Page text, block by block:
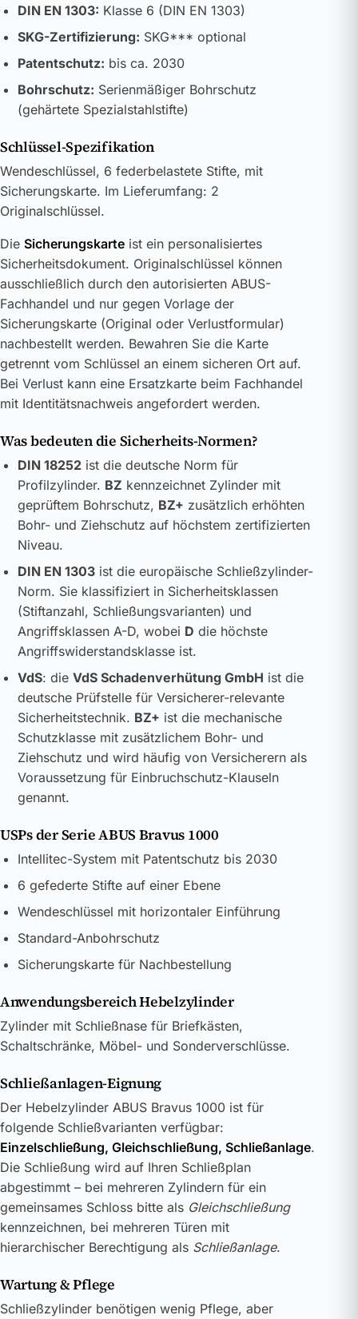
DIN EN 1303: Klasse 6 (DIN EN 1303)
SKG-Zertifizierung: SKG*** optional
Patentschutz: bis ca. 2030
Bohrschutz: Serienmäßiger Bohrschutz
(gehärtete Spezialstahlstifte)
Schlüssel-Spezifikation
Wendeschlüssel, 6 federbelastete Stifte, mit
Sicherungskarte. Im Lieferumfang: 2
Originalschlüssel.
Die Sicherungskarte ist ein personalisiertes
Sicherheitsdokument. Originalschlüssel können
ausschließlich durch den autorisierten ABUS-
Fachhandel und nur gegen Vorlage der
Sicherungskarte (Original oder Verlustformular)
nachbestellt werden. Bewahren Sie die Karte
getrennt vom Schlüssel an einem sicheren Ort auf.
Bei Verlust kann eine Ersatzkarte beim Fachhandel
mit Identitätsnachweis angefordert werden.
Was bedeuten die Sicherheits-Normen?
DIN 18252ist die deutsche Norm für
Profilzylinder. BZ kennzeichnet Zylinder mit
geprüftem Bohrschutz, BZ+ zusätzlich erhöhten
Bohr- und Ziehschutz auf höchstem zertifizierten
Niveau.
DIN EN 1303ist die europäische Schließzylinder-
Norm. Sie klassifiziert in Sicherheitsklassen
(Stiftanzahl, Schließungsvarianten) und
Angriffsklassen A-D, wobei D die höchste
Angriffswiderstandsklasse ist.
VdS: die VdS Schadenverhütung GmbH ist die
deutsche Prüfstelle für Versicherer-relevante
Sicherheitstechnik. BZ+ ist die mechanische
Schutzklasse mit zusätzlichem Bohr- und
Ziehschutz und wird häufig von Versicherern als
Voraussetzung für Einbruchschutz-Klauseln
genannt.
USPs der Serie ABUS Bravus 1000
Intellitec-System mit Patentschutz bis 2030
6 gefederte Stifte auf einer Ebene
Wendeschlüssel mit horizontaler Einführung
Standard-Anbohrschutz
Sicherungskarte für Nachbestellung
Anwendungsbereich Hebelzylinder
Zylinder mit Schließnase für Briefkästen,
Schaltschränke, Möbel- und Sonderverschlüsse.
Schließanlagen-Eignung
Der Hebelzylinder ABUS Bravus 1000 ist für
folgende Schließvarianten verfügbar:
Einzelschließung, Gleichschließung, Schließanlage.
Die Schließung wird auf Ihren Schließplan
abgestimmt – bei mehreren Zylindern für ein
gemeinsames Schloss bitte als Gleichschließung
kennzeichnen, bei mehreren Türen mit
hierarchischer Berechtigung als Schließanlage.
Wartung & Pflege
Schließzylinder benötigen wenig Pflege, aber